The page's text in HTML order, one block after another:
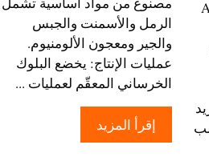
الرمل والأسمنت والجبس
والجير ومعجون الألومنيوم.
عمليات الإنتاج: يخضع البلوك
الخرساني المعقّم لعمليات ...
إقرأ المزيد